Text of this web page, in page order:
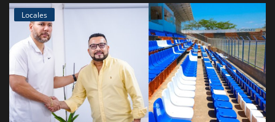
Locales